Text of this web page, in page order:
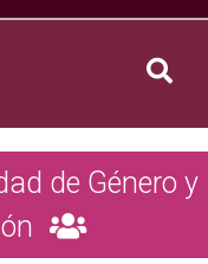
de Género y